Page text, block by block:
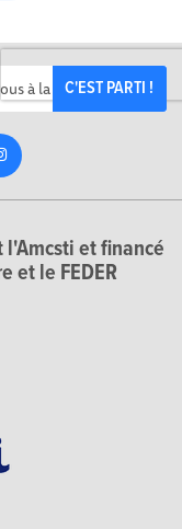
C'EST PARTI !
l'Amcsti et financé
et le FEDER